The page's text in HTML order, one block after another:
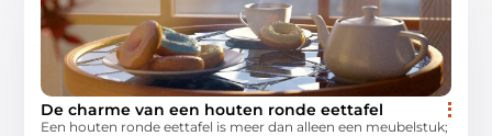
De charme van een houten ronde eettafel
Een houten ronde eettafel is meer dan alleen een meubelstuk;